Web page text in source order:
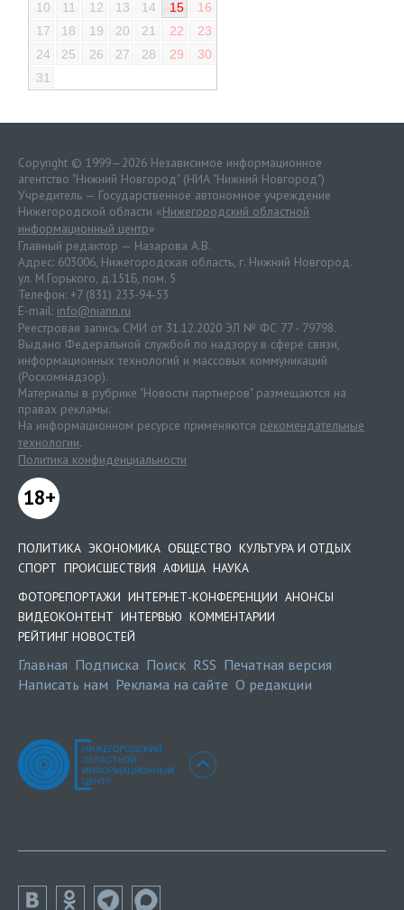
10
11 12 13 14 15
16
17
18 19 20 21 22
23
24
25 26 27 28 29
30
31
Copyright © 1999—2026 Независимое информационное
агентство "Нижний Новгород" (НИА "Нижний Новгород")
Учредитель — Государственное автономное учреждение
Нижегородской области «Нижегородский областной
информационный центр»
Главный редактор — Назарова А.В.
Адрес: 603006, Нижегородская область, г. Нижний Новгород.
ул. М.Горького, д.151Б, пом. 5
Телефон: +7 (831) 233-94-53
E-mail: info@niann.ru
Реестровая запись СМИ от 31.12.2020 ЭЛ № ФС 77 - 79798.
Выдано Федеральной службой по надзору в сфере связи,
информационных технологий и массовых коммуникаций
(Роскомнадзор).
Материалы в рубрике "Новости партнеров" размещаются на
правах рекламы.
На информационном ресурсе применяются рекомендательные
технологии.
Политика конфиденциальности
18+
ПОЛИТИКА ЭКОНОМИКА ОБЩЕСТВО КУЛЬТУРА И ОТДЫХ
СПОРТ ПРОИСШЕСТВИЯ АФИША НАУКА
ФОТОРЕПОРТАЖИ ИНТЕРНЕТ-КОНФЕРЕНЦИИ АНОНСЫ
ВИДЕОКОНТЕНТ ИНТЕРВЬЮ КОММЕНТАРИИ
РЕЙТИНГ НОВОСТЕЙ
Главная Подписка Поиск RSS Печатная версия
Написать нам Реклама на сайте О редакции